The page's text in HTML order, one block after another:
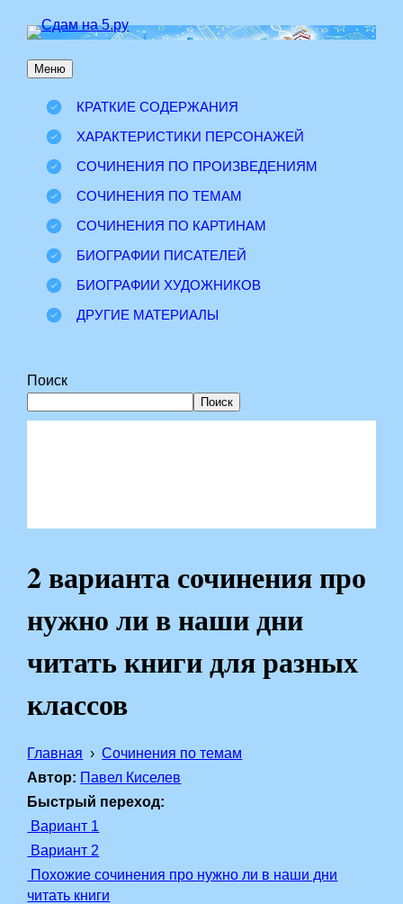
Перейти
содержимому
Меню
КРАТКИЕ СОДЕРЖАНИЯ
ХАРАКТЕРИСТИКИ ПЕРСОНАЖЕЙ
СОЧИНЕНИЯ ПО ПРОИЗВЕДЕНИЯМ
СОЧИНЕНИЯ ПО ТЕМАМ
СОЧИНЕНИЯ ПО КАРТИНАМ
БИОГРАФИИ ПИСАТЕЛЕЙ
БИОГРАФИИ ХУДОЖНИКОВ
ДРУГИЕ МАТЕРИАЛЫ
Поиск
Поиск
2 варианта сочинения про
нужно ли в наши дни
читать книги для разных
классов
Главная
Сочинения по темам
Автор: Павел Киселев
Быстрый переход:
Вариант 1
Вариант 2
Похожие сочинения про нужно ли в наши дни
читать книги